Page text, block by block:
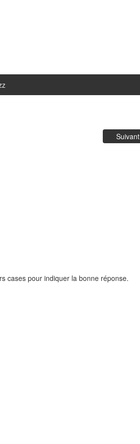
Suivant
cases pour indiquer la bonne réponse.